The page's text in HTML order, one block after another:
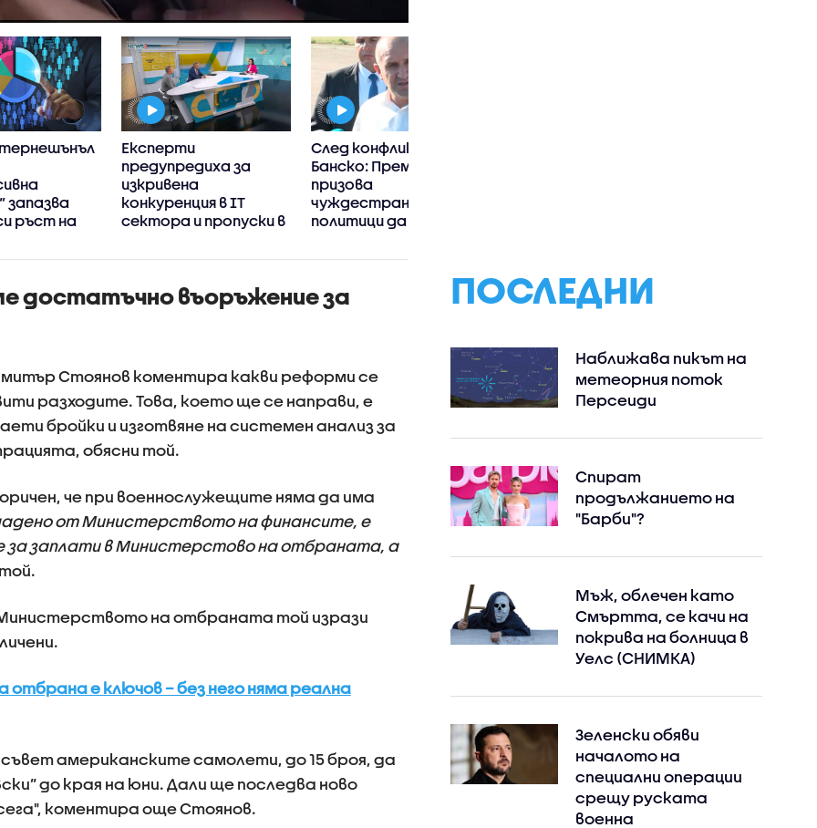
запазва
ръст на
дни
Експерти
предупредиха за
изкривена
конкуренция в IT
сектора и пропуски в
на държавата
След конфликта в
Банско: Премиерът
призова
чуждестранните
политици да не
оценките за България
достатъчно въоръжение за
Стоянов коментира какви реформи се
разходите. Това, което ще се направи, е
бройки и изготвяне на системен анализ за
обясни той.
че при военнослужещите няма да има
от Министерството на финансите, е
за заплати в Министерстово на отбраната, а
на отбраната той изрази
е ключов – без него няма реална
американските самолети, до 15 броя, да
до края на юни. Дали ще последва ново
коментира още Стоянов.
ПОСЛЕДНИ
Наближава пикът на
метеорния поток
Персеиди
Спират
продължанието на
"Барби"?
Мъж, облечен като
Смъртта, се качи на
покрива на болница в
Уелс (СНИМКА)
Зеленски обяви
началото на
специални операции
срещу руската
военна